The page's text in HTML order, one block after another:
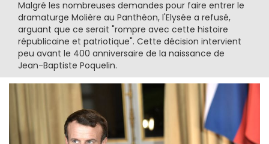
Malgré les nombreuses demandes pour faire entrer le
dramaturge Molière au Panthéon, l'Elysée a refusé,
arguant que ce serait "rompre avec cette histoire
républicaine et patriotique". Cette décision intervient
peu avant le 400 anniversaire de la naissance de
Jean-Baptiste Poquelin.